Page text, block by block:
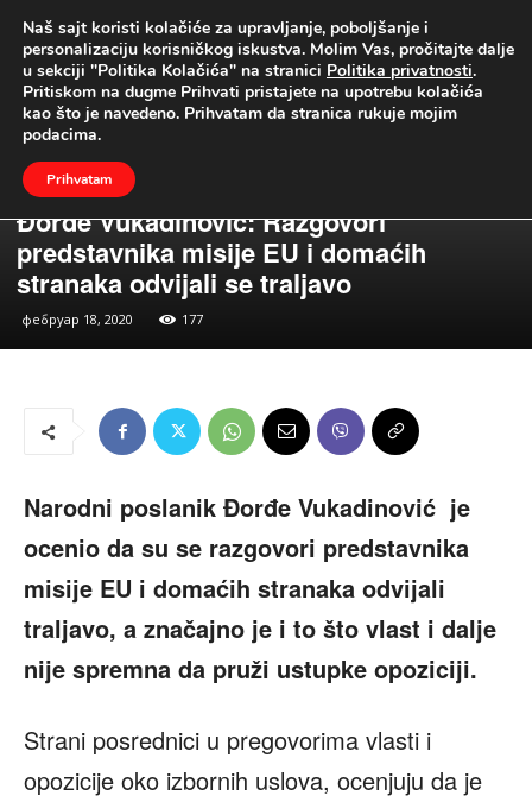
UŽIVO
Naslovna Vesti Politika
Vesti Politika
Đorđe Vukadinović: Razgovori
predstavnika misije EU i domaćih
stranaka odvijali se traljavo
фебруар 18, 2020 177
Narodni poslanik Đorđe Vukadinović je
ocenio da su se razgovori predstavnika
misije EU i domaćih stranaka odvijali
traljavo, a značajno je i to što vlast i dalje
nije spremna da pruži ustupke opoziciji.
Strani posrednici u pregovorima vlasti i
opozicije oko izbornih uslova, ocenjuju da je
Naš sajt koristi kolačiće za upravljanje, poboljšanje i
personalizaciju korisničkog iskustva. Molim Vas, pročitajte dalje
u sekciji "Politika Kolačića" na stranici Politika privatnosti.
Pritiskom na dugme Prihvati pristajete na upotrebu kolačića
kao što je navedeno. Prihvatam da stranica rukuje mojim
podacima.
Prihvatam